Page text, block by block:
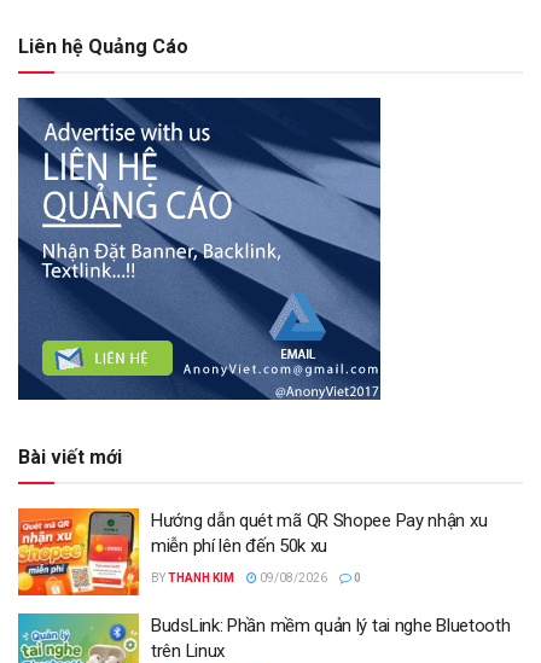
Liên hệ Quảng Cáo
Bài viết mới
Hướng dẫn quét mã QR Shopee Pay nhận xu
miễn phí lên đến 50k xu
BYTHANH KIM 09/08/2026 0
BudsLink: Phần mềm quản lý tai nghe Bluetooth
trên Linux